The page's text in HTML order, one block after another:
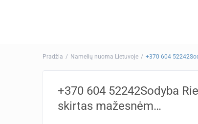
Pradžia Namelių nuoma Lietuvoje +370 604
+370 604 52242Sodyba
skirtas mažesnėm…